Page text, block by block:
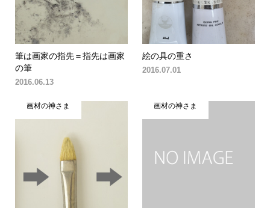
筆は画家の指先＝指先は画家
の筆
2016.06.13
絵の具の重さ
2016.07.01
画材の神さま 画材の神さま